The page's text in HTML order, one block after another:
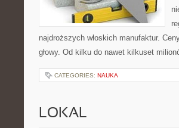
najdroższych włoskich manufaktur.
głowy. Od kilku do nawet kilkuset
CATEGORIES: NAUKA
LOKAL